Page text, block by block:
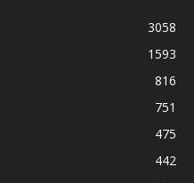
3058
1593
816
751
475
442